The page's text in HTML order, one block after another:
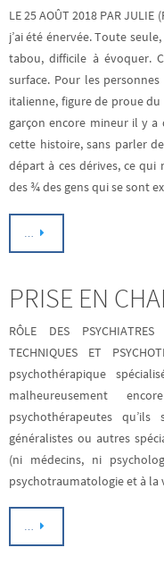
LE 25 AOÛT 2018 PAR JULIE
j’ai été énervée. Toute
tabou, difficile à évoquer.
surface. Pour les
italienne, figure de proue
garçon encore mineur il y a
cette histoire, sans parler
départ à ces dérives, ce
des ¾ des gens qui se sont
PRISE EN
RÔLE DES PSYCHIATRES
TECHNIQUES ET
psychothérapique
malheureusement
psychothérapeutes qu’ils
généralistes ou autres
(ni médecins, ni
psychotraumatologie et à la
…